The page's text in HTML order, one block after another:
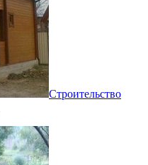
Строительство